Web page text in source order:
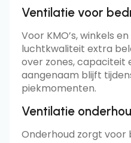
Ventilatie voor
Voor KMO’s, winkels
luchtkwaliteit extra
over zones, capaciteit
aangenaam blijft
piekmomenten.
Ventilatie
Onderhoud zorgt voor